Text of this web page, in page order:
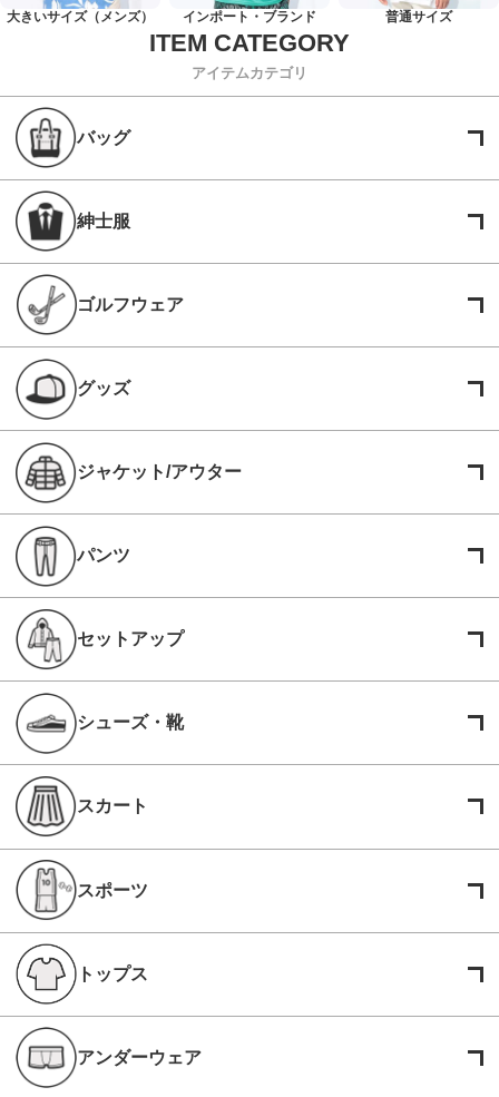
大きいサイズ（メンズ） インポート・ブランド 普通サイズ
アイテムカテゴリ
バッグ
紳士服
ゴルフウェア
グッズ
ジャケット/アウター
パンツ
セットアップ
シューズ・靴
スカート
スポーツ
トップス
アンダーウェア